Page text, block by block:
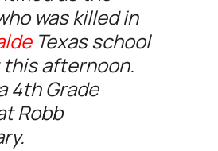
was killed in
Texas school
afternoon.
4th Grade
Robb